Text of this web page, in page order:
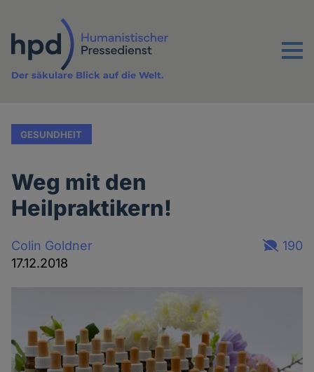
Inhalt
Menu
Der säkulare Blick auf die Welt.
GESUNDHEIT
Weg mit den
Heilpraktikern!
Colin Goldner
17.12.2018
190